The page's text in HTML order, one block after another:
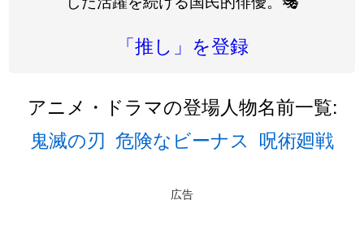
「推し」を登録
アニメ・ドラマの登場人物名前一覧:
鬼滅の刃 危険なビーナス 呪術廻戦
広告